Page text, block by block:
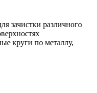
зачистки различного
круги по металлу,